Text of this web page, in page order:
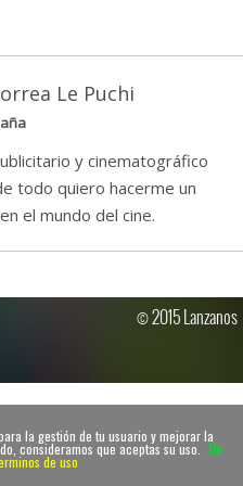
la gestión de tu usuario y mejorar la
consideramos que aceptas su uso. De
de uso
Le Puchi
y cinematográfico
todo quiero hacerme un
el mundo del cine.
© 2015 Lanzanos